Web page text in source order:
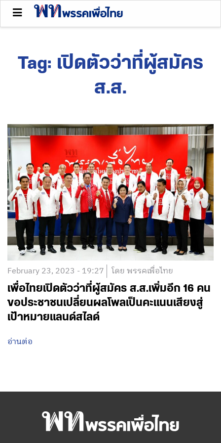
Tag: เปิดตัวว่าที่ผู้สมัคร
ส.ส.
February 23, 2023 - 19:27 โดย พรรคเพื่อไทย
เพื่อไทยเปิดตัวว่าที่ผู้สมัคร ส.ส.เพิ่มอีก 16 คน
ขอประชาชนเปลี่ยนผลโพลเป็นคะแนนเสียงสู่
เป้าหมายแลนด์สไลด์
อ่านต่อ